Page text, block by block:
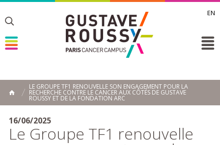
EN
Toggle
Toggle
ACCUEIL
LE GROUPE TF1 RENOUVELLE SON ENGAGEMENT POUR LA
RECHERCHE CONTRE LE CANCER AUX CÔTÉS DE GUSTAVE
ROUSSY ET DE LA FONDATION ARC
16/06/2025
Le Groupe TF1 renouvelle